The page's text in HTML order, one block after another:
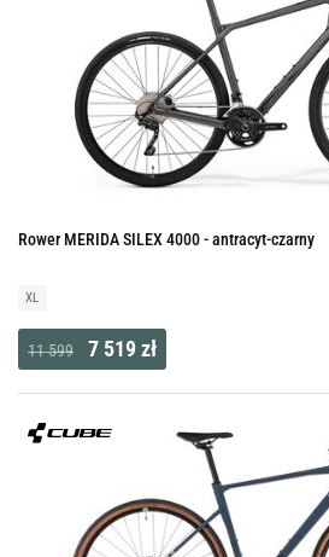
Rower MERIDA SILEX 4000 - antracyt-czarny
XL
11 599 7 519 zł